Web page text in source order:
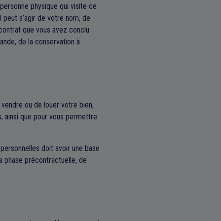
physique qui visite ce
s’agir de votre nom, de
que vous avez conclu
de la conservation à
ou de louer votre bien,
ainsi que pour vous permettre
doit avoir une base
phase précontractuelle, de